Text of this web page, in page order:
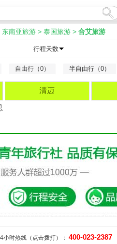
东南亚旅游 > 泰国旅游 > 合艾旅游
行程天数
自由行（0） 半自由行（0）
清迈
小时热线（点击拨打）： 400-023-2387